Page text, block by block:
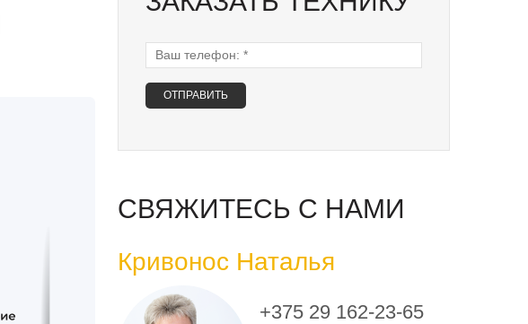
Ваш телефон:
СВЯЖИТЕСЬ С НАМИ
Кривонос Наталья
+375 29 162-23-65